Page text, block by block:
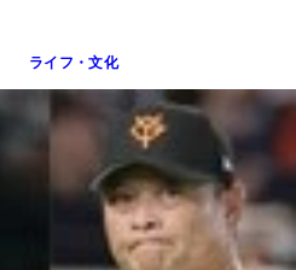
ライフ・文化